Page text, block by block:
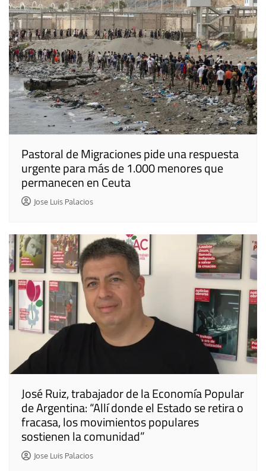
Pastoral de Migraciones pide una respuesta
urgente para más de 1.000 menores que
permanecen en Ceuta
Jose Luis Palacios
José Ruiz, trabajador de la Economía Popular
de Argentina: “Allí donde el Estado se retira o
fracasa, los movimientos populares
sostienen la comunidad”
Jose Luis Palacios